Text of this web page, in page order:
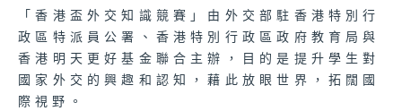
6
seconds
「香港盃外交知識競賽」由外交部駐香港特別行
政區特派員公署、香港特別行政區政府教育局與
香港明天更好基金聯合主辦，目的是提升學生對
國家外交的興趣和認知，藉此放眼世界，拓闊國
際視野。